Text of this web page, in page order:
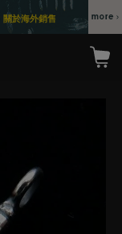
關於海外銷售